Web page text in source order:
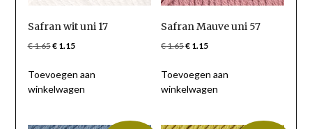
Safran wit uni 17
€1.65Oorspronkelijke
was:
€ 1.65.
€1.15Huidige
is:
€ 1.15.
Toevoegen aan
winkelwagen
Safran Mauve uni 57
€1.65Oorspronkelijke
was:
€ 1.65.
€ 1.15Huidige
is:
€ 1.15.
Toevoegen aan
winkelwagen